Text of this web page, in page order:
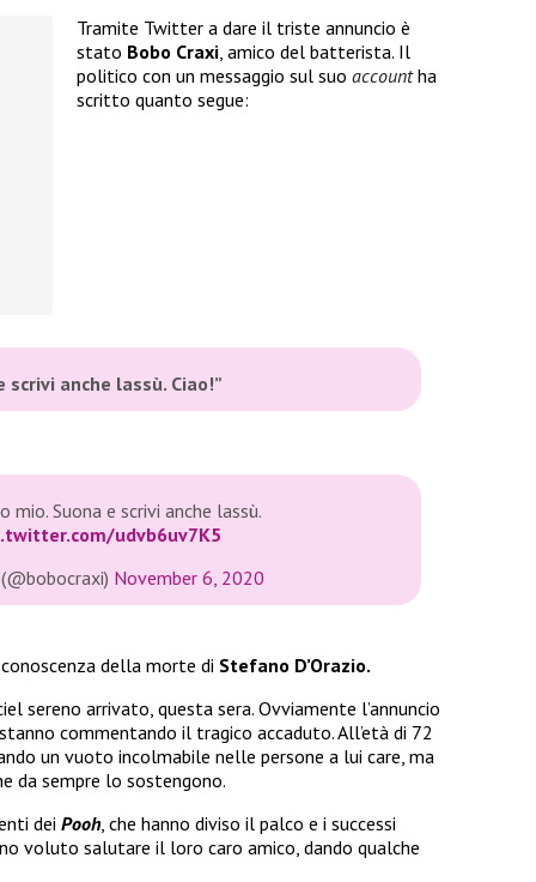
Tramite Twitter a dare il triste annuncio è
stato Bobo Craxi, amico del batterista. Il
politico con un messaggio sul suo accountha
scritto quanto segue:
anche lassù. Ciao!”
mio. Suona e scrivi anche lassù.
udvb6uv7K5
November 6, 2020
della morte di Stefano D’Orazio.
sereno arrivato, questa sera. Ovviamente l’annuncio
commentando il tragico accaduto. All’età di 72
un vuoto incolmabile nelle persone a lui care, ma
da sempre lo sostengono.
dei Pooh, che hanno diviso il palco e i successi
voluto salutare il loro caro amico, dando qualche